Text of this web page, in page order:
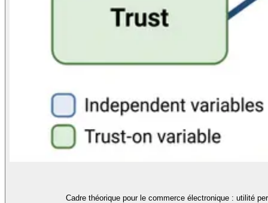
Cadre théorique pour le commerce électronique : utilité